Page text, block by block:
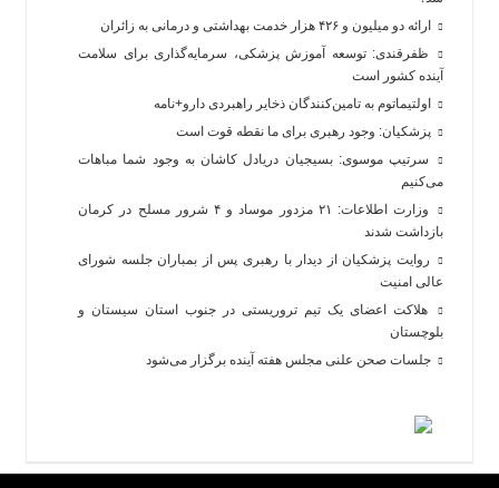
ارائه دو میلیون و ۴۲۶ هزار خدمت بهداشتی و درمانی به زائران
ظفرقندی: توسعه آموزش پزشکی، سرمایه‌گذاری برای سلامت
آینده کشور است
اولتیماتوم به تامین‌کنندگان ذخایر راهبردی دارو+نامه
پزشکیان: وجود رهبری برای ما نقطه قوت است
سرتیپ موسوی: بسیجیان دریادل کاشان به وجود شما مباهات
می‌کنیم
وزارت اطلاعات: ۲۱ مزدور موساد و ۴ شرور مسلح در کرمان
بازداشت شدند
روایت پزشکیان از دیدار با رهبری پس از بمباران جلسه شورای
عالی امنیت
هلاکت اعضای یک تیم تروریستی در جنوب استان سیستان و
بلوچستان
جلسات صحن علنی مجلس هفته آینده برگزار می‌شود